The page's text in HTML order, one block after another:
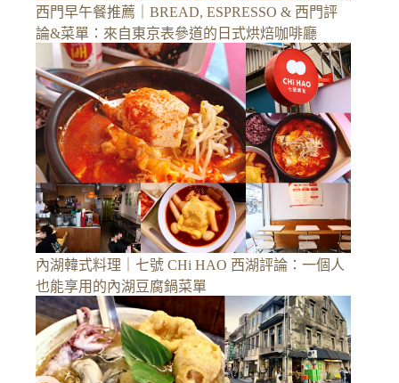
西門早午餐推薦｜BREAD, ESPRESSO & 西門評
論&菜單：來自東京表參道的日式烘焙咖啡廳
內湖韓式料理｜七號 CHi HAO 西湖評論：一個人
也能享用的內湖豆腐鍋菜單